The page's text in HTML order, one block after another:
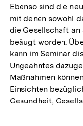
Ebenso sind die
mit denen sowohl
die Gesellschaft
beäugt worden.
kann im Seminar
Ungeahntes
Maßnahmen
Einsichten
Gesundheit,